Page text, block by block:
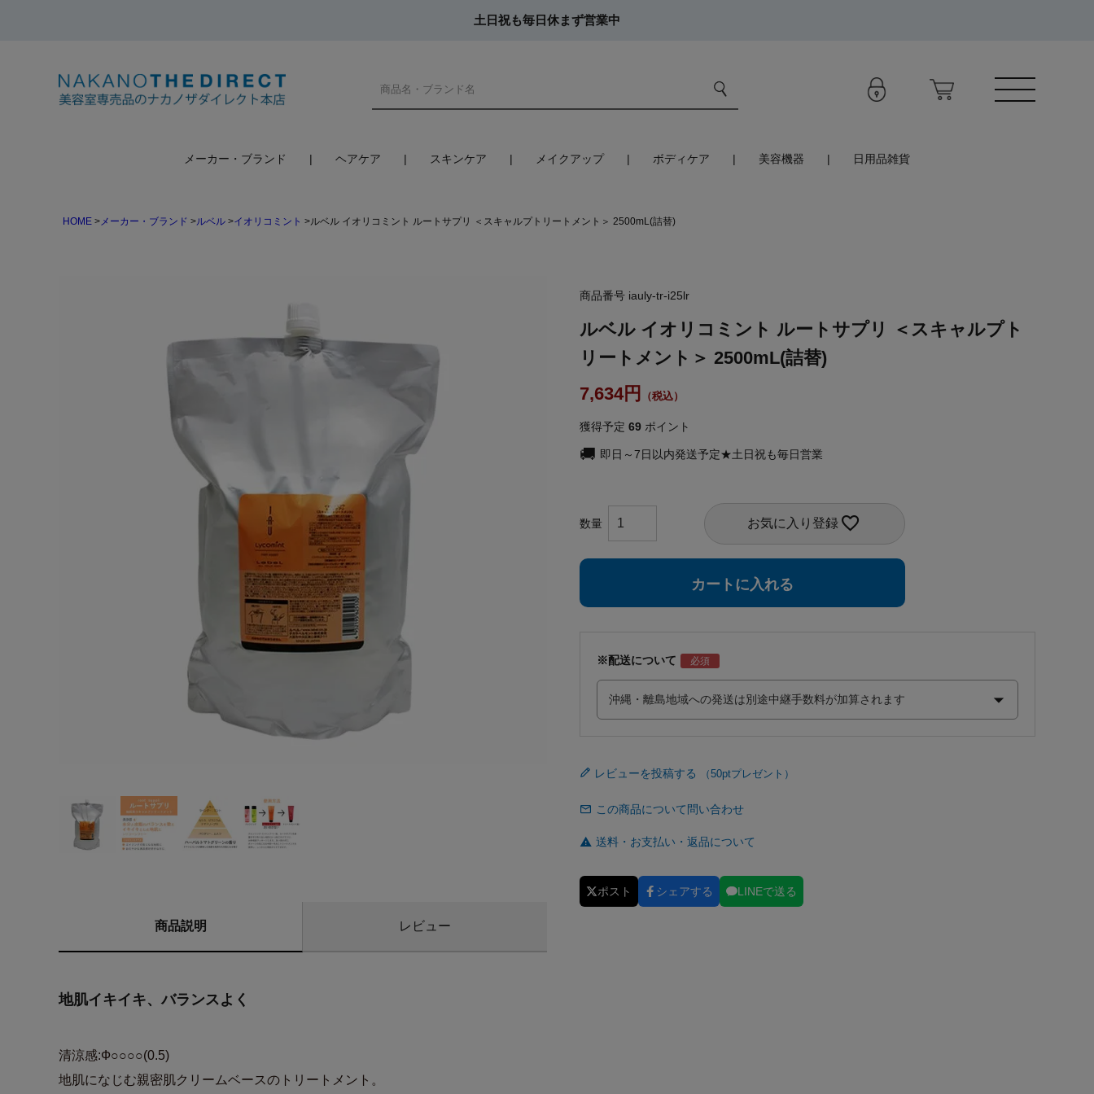
土日祝も毎日休まず営業中
メーカー・ブランド ヘアケア スキンケア メイクアップ ボディケア 美容機器 日用品雑貨
HOME メーカー・ブランド ルベル イオリコミント ルベル イオリコミント ルートサプリ ＜スキャルプトリートメント＞ 2500mL(詰替)
商品説明 レビュー
地肌イキイキ、バランスよく
清涼感:Ф○○○○(0.5)
地肌になじむ親密肌クリームベースのトリートメント。
商品番号 iauly-tr-i25lr
ルベル イオリコミント ルートサプリ ＜スキャルプト
リートメント＞ 2500mL(詰替)
7,634
獲得予定 69 ポイント
即日～7日以内発送予定★土日祝も毎日営業
お気に入り登録
カートに入れる
※配送について
レビューを投稿する
この商品について問い合わせ
送料・お支払い・返品について
ポスト シェアする LINEで送る